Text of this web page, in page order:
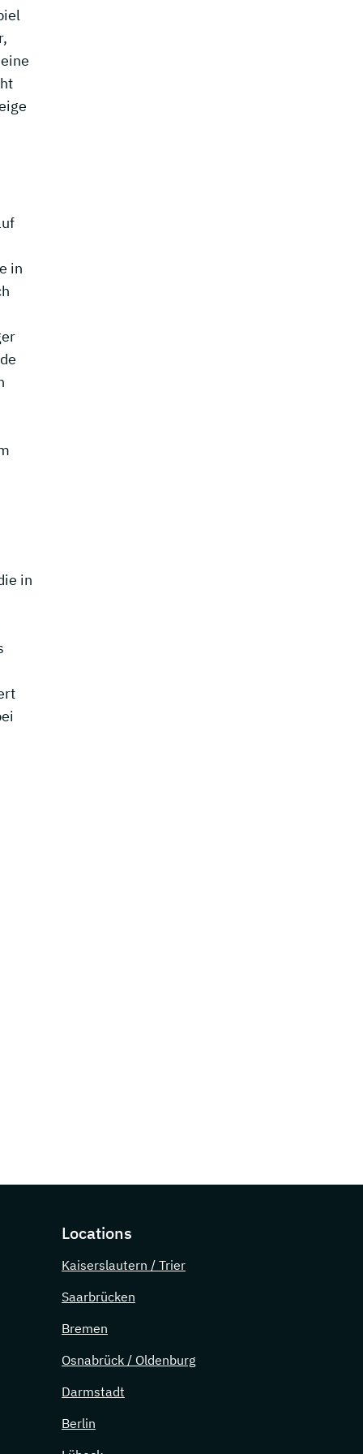
in
in
Locations
Kaiserslautern / Trier
Saarbrücken
Bremen
Osnabrück / Oldenburg
Darmstadt
Berlin